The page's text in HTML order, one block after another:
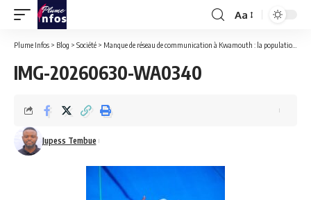
Font
Resizer
Aa
Plume Infos > Blog > Société > Manque de réseau de communication à Kwamouth : la population se sert d’un réseau de Brazzaville. Un notable du coin s’inquiète !
IMG-20260630-WA0340
Jupess Tembue